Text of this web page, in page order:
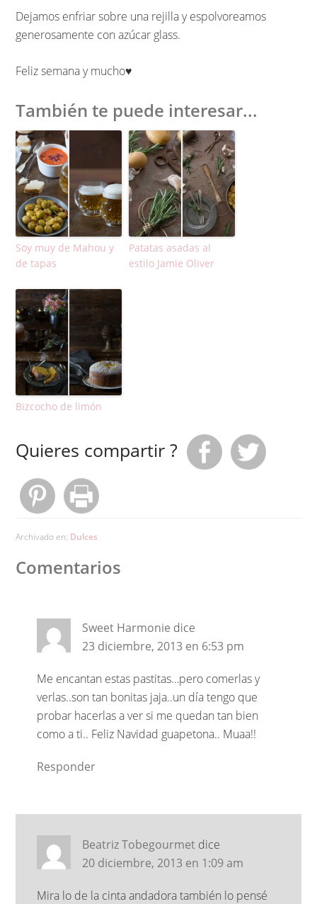
Dejamos enfriar sobre una rejilla y espolvoreamos
generosamente con azúcar glass.
Feliz semana y mucho♥︎
También te puede interesar...
Soy muy de Mahou y
de tapas
Patatas asadas al
estilo Jamie Oliver
Bizcocho de limón
Quieres compartir ?
Archivado en: Dulces
Comentarios
Sweet Harmonie dice
23 diciembre, 2013 en 6:53 pm
Me encantan estas pastitas…pero comerlas y
verlas..son tan bonitas jaja..un día tengo que
probar hacerlas a ver si me quedan tan bien
como a ti.. Feliz Navidad guapetona.. Muaa!!
Responder
Beatriz Tobegourmet dice
20 diciembre, 2013 en 1:09 am
Mira lo de la cinta andadora también lo pensé